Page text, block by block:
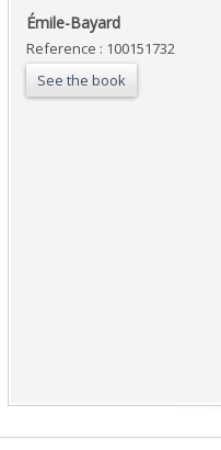
‎Émile-Bayard‎
Reference : 100151732
See the book